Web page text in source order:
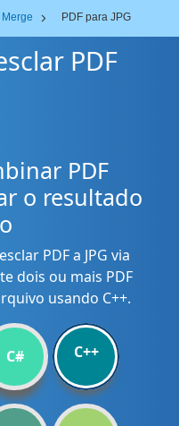
Merge PDF para JPG
PDF
PDF
o resultado
PDF a JPG via
dois ou mais PDF
usando C++.
C# C++